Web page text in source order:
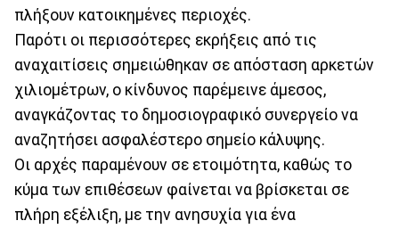
πλήξουν κατοικημένες περιοχές.
Παρότι οι περισσότερες εκρήξεις από τις
αναχαιτίσεις σημειώθηκαν σε απόσταση αρκετών
χιλιομέτρων, ο κίνδυνος παρέμεινε άμεσος,
αναγκάζοντας το δημοσιογραφικό συνεργείο να
αναζητήσει ασφαλέστερο σημείο κάλυψης.
Οι αρχές παραμένουν σε ετοιμότητα, καθώς το
κύμα των επιθέσεων φαίνεται να βρίσκεται σε
πλήρη εξέλιξη, με την ανησυχία για ένα